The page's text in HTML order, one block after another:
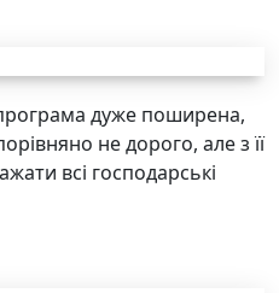
програма дуже поширена,
не дорого, але з її
всі господарські